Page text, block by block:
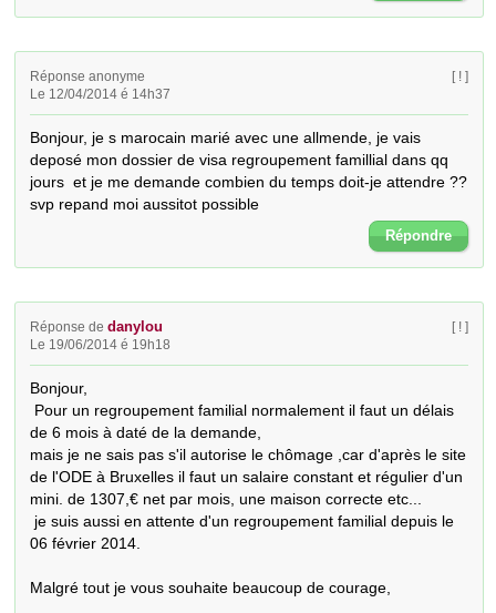
Réponse anonyme
Le 12/04/2014 é 14h37
[ ! ]
Bonjour, je s marocain marié avec une allmende, je vais
deposé mon dossier de visa regroupement famillial dans qq
jours  et je me demande combien du temps doit-je attendre ??
svp repand moi aussitot possible
Répondre
Réponse dedanylou
Le 19/06/2014 é 19h18
[ ! ]
Bonjour,
de 6 mois à daté de la demande,
mais je ne sais pas s'il autorise le chômage ,car d'après le site
de l'ODE à Bruxelles il faut un salaire constant et régulier d'un
mini. de 1307,€ net par mois, une maison correcte etc...
06 février 2014.
Malgré tout je vous souhaite beaucoup de courage,